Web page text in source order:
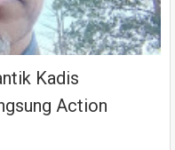
Kadis
Action